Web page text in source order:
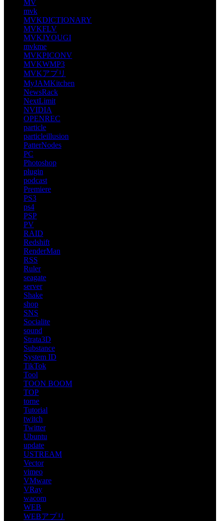
MV
mvk
MVKDICTIONARY
MVKFLV
MVKJYOUGI
mvkme
MVKPICONV
MVKWMP3
MVKアプリ
MyJAMKitchen
NewsRack
NextLimit
NVIDIA
OPENREC
particle
particleillusion
PatterNodes
PC
Photoshop
plugin
podcast
Premiere
PS3
ps4
PSP
PV
RAID
Redshift
RenderMan
RSS
Ruler
seagate
server
Shake
shop
SNS
Socialite
sound
Strata3D
Substance
System ID
TikTok
Tool
TOON BOOM
TOP
torne
Tutorial
twitch
Twitter
Ubuntu
update
USTREAM
Vector
vimeo
VMware
VRay
wacom
WEB
WEBアプリ